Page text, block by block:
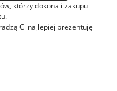
którzy dokonali zakupu
Ci najlepiej prezentuję